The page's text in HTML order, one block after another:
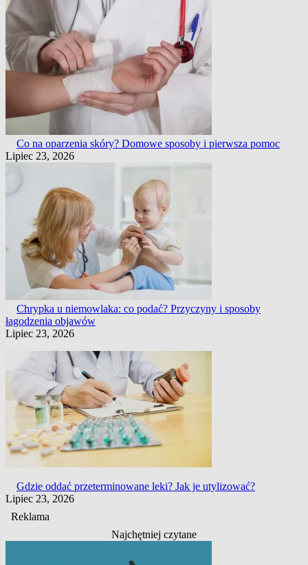
Co na oparzenia skóry? Domowe sposoby i pierwsza pomoc
Lipiec 23, 2026
Chrypka u niemowlaka: co podać? Przyczyny i sposoby
łagodzenia objawów
Lipiec 23, 2026
Gdzie oddać przeterminowane leki? Jak je utylizować?
Lipiec 23, 2026
Reklama
Najchętniej czytane